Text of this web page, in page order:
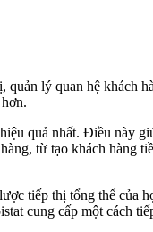
quản lý quan hệ khách
quả nhất. Điều này
từ tạo khách hàng
tiếp thị tổng thể của
cung cấp một cách